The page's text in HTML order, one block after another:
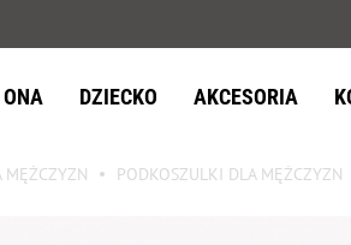
ONA DZIECKO AKCESORIA
MĘŻCZYZN PODKOSZULKI DLA MĘŻCZYZN